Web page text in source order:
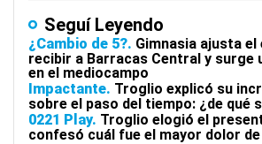
Seguí Leyendo
¿Cambio de 5? Gimnasia ajusta el
recibir a Barracas Central y surge
en el mediocampo
Impactante Troglio explicó su
sobre el paso del tiempo: ¿de qué
0221 Play Troglio elogió el
confesó cuál fue el mayor dolor